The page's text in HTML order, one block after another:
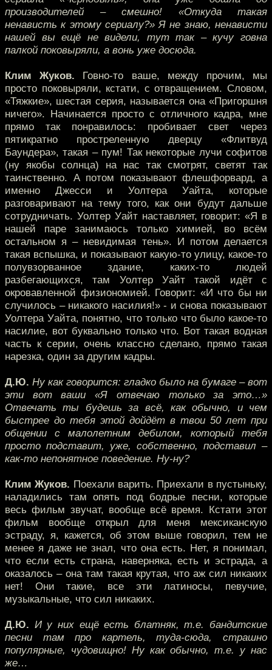
производителей – смешно! «Откуда такая
ненависть к этому сериалу?» Я не знаю, ненависти
нашей вы ещё не видели, тут так – кучу говна
палкой поковыряли, а вонь уже досюда.
Клим Жуков. Говно-то ваше, между прочим, мы
просто поковыряли, кстати, с отвращением. Словом,
«Тяжкие», шестая серия, называется она «Пригоршня
ничего». Начинается просто с отличного кадра, мне
прямо так понравилось: пробивает свет через
пятикратно простреленную дверцу «Флитвуд
Баундера», такая – пум! Так некоторые лучи софитов
(ну якобы солнца) на нас так смотрят, светят так
таинственно. А потом показывают флешфорвард, а
именно Джесси и Уолтера Уайта, которые
разговаривают на тему того, как они будут дальше
сотрудничать. Уолтер Уайт наставляет, говорит: «Я в
нашей паре занимаюсь только химией, во всём
остальном я – невидимая тень». И потом делается
такая вспышка, и показывают какую-то улицу, какое-то
полувзорванное здание, каких-то людей
разбегающихся, там Уолтер Уайт такой идёт с
окровавленной физиономией. Говорит: «И что бы ни
случилось – никакого насилия!» - и снова показывают
Уолтера Уайта, понятно, что только что было какое-то
насилие, вот буквально только что. Вот такая водная
часть к серии, очень классно сделано, прямо такая
нарезка, один за другим кадры.
Д.Ю. Ну как говорится: гладко было на бумаге – вот
эти вот ваши «Я отвечаю только за это…»
Отвечать ты будешь за всё, как обычно, и чем
быстрее до тебя этой дойдёт в твои 50 лет при
общении с малолетним дебилом, который тебя
просто подставит, уже, собственно, подставил –
как-то непонятное поведение. Ну-ну?
Клим Жуков. Поехали варить. Приехали в пустыньку,
наладились там опять под бодрые песни, которые
весь фильм звучат, вообще всё время. Кстати этот
фильм вообще открыл для меня мексиканскую
эстраду, я, кажется, об этом выше говорил, тем не
менее я даже не знал, что она есть. Нет, я понимал,
что если есть страна, наверняка, есть и эстрада, а
оказалось – она там такая крутая, что аж сил никаких
нет! Они такие, все эти латиносы, певучие,
музыкальные, что сил никаких.
Д.Ю. И у них ещё есть блатняк, т.е. бандитские
песни там про картель, туда-сюда, страшно
популярные, чудовищно! Ну как обычно, т.е. у нас
же…